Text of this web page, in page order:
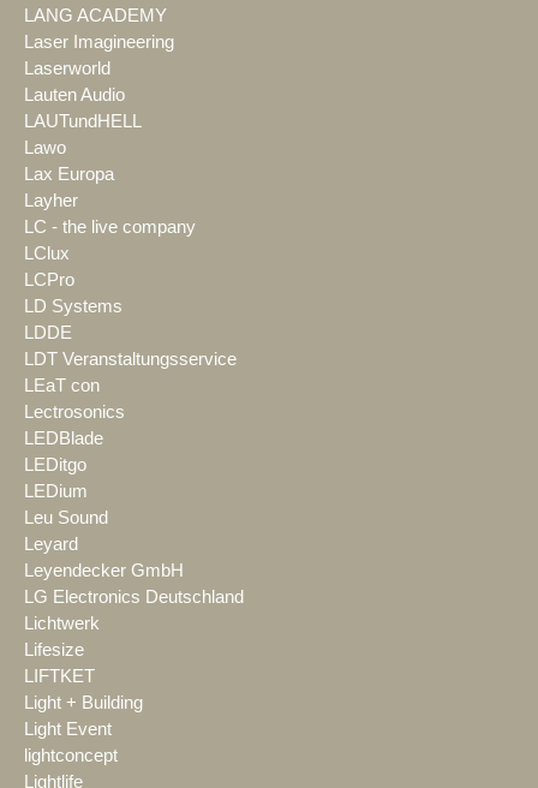
LANG ACADEMY
Laser Imagineering
Laserworld
Lauten Audio
LAUTundHELL
Lawo
Lax Europa
Layher
LC - the live company
LClux
LCPro
LD Systems
LDDE
LDT Veranstaltungsservice
LEaT con
Lectrosonics
LEDBlade
LEDitgo
LEDium
Leu Sound
Leyard
Leyendecker GmbH
LG Electronics Deutschland
Lichtwerk
Lifesize
LIFTKET
Light + Building
Light Event
lightconcept
Lightlife